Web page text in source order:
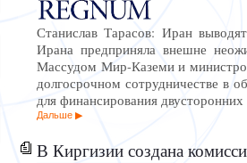
Станислав Тарасов: Иран
Ирана предприняла внешне
Массудом Мир-Каземи и
долгосрочном сотрудничестве в
для финансирования
Дальше
В Киргизии создана